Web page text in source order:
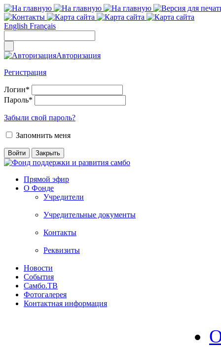
English Français
Авторизация
Регистрация
Логин*
Пароль*
Забыли свой пароль?
Запомнить меня
Прямой эфир
О Фонде
Учредители
Учредительные документы
Контакты
Реквизиты
Новости
События
Самбо.ТВ
Фотогалерея
Контактная информация